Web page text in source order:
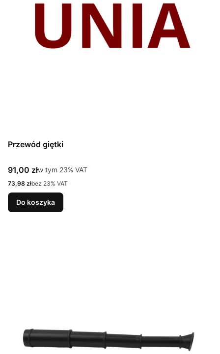
Przewód giętki
Cena brutto
91,00 złw tym %s VAT
w tym 23% VAT
Cena netto
73,98 złbez 23% VAT
Do koszyka